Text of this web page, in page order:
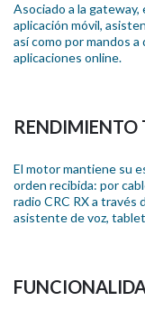
Asociado a la
aplicación móvil,
así como por mandos
aplicaciones online.
RENDIMIENTO
El motor mantiene su
orden recibida: por
radio CRC RX a través
asistente de voz,